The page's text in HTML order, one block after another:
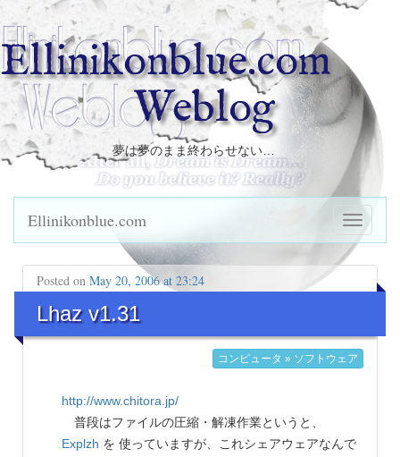
Ellinikonblue.com
Weblog
夢は夢のまま終わらせない…
Ellinikonblue.com
Posted on May 20, 2006 at 23:24
Lhaz v1.31
コンピュータ » ソフトウェア
http://www.chitora.jp/
普段はファイルの圧縮・解凍作業というと、
Explzh を 使っていますが、これシェアウェアなんで